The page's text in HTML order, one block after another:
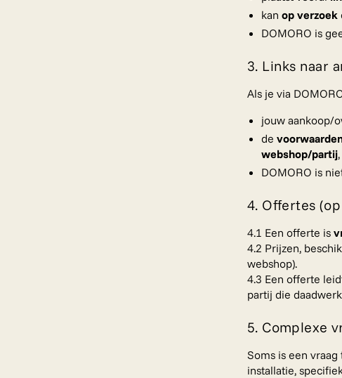
kan op verzoek
DOMORO is
3. Links naar
Als je via
jouw aankoop/
de
webshop/partij,
DOMORO is
4. Offertes
4.1 Een offerte is
4.2 Prijzen,
webshop).
4.3 Een offerte
partij die
5. Complexe
Soms is een
installatie,